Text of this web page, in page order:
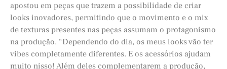
apostou em peças que trazem a possibilidade de criar
looks inovadores, permitindo que o movimento e o mix
de texturas presentes nas peças assumam o protagonismo
na produção. “Dependendo do dia, os meus looks vão ter
vibes completamente diferentes. E os acessórios ajudam
muito nisso! Além deles complementarem a produção,